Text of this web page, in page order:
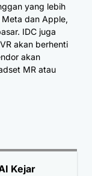
yang lebih
dan Apple,
IDC juga
akan berhenti
akan
MR atau
Kejar